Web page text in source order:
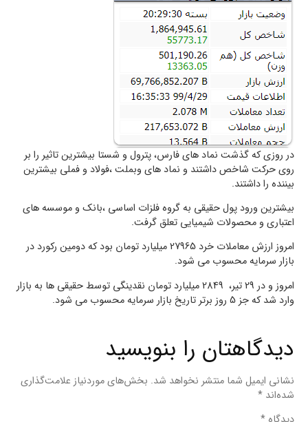
در روزی که گذشت نماد های فارس، پترول و شستا بیشترین تاثیر را بر
روی حرکت شاخص داشتند و نماد های وبملت ،فولاد و فملی بیشترین
بیننده را داشتند.
بیشترین ورود پول حقیقی به گروه فلزات اساسی ،بانک و موسسه های
اعتباری و محصولات شیمیایی تعلق گرفت.
امروز ارزش معاملات خرد 27965 میلیارد تومان بود که دومین رکورد در
بازار سرمایه محسوب می شود.
امروز و در 29 تیر، 2849 میلیارد تومان نقدینگی توسط حقیقی ها به بازار
وارد شد که جز 5 روز برتر تاریخ بازار سرمایه محسوب می شود.
دیدگاهتان را بنویسید
نشانی ایمیل شما منتشر نخواهد شد. بخش‌های موردنیاز علامت‌گذاری
شده‌اند *